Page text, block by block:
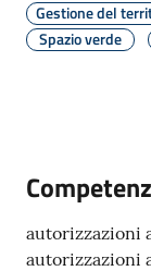
o
PagoPA
Gestione del
Spazio verde
autorizzazioni
autorizzazioni